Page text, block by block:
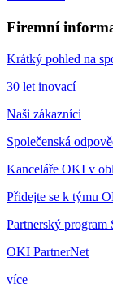
Firemní
Krátký pohled na
30 let inovací
Naši zákazníci
Společenská
Kanceláře OKI v
Přidejte se k týmu
Partnerský program
OKI PartnerNet
více